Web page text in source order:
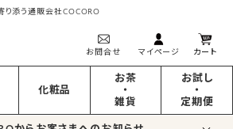
添う通販会社COCORO
お問合せ マイページ カート
化粧品
お茶
・
雑貨
お試し
・
定期便